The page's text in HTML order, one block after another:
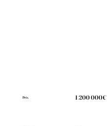
Prix 1 200 000€